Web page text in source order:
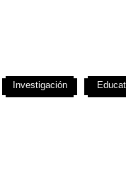
Investigación